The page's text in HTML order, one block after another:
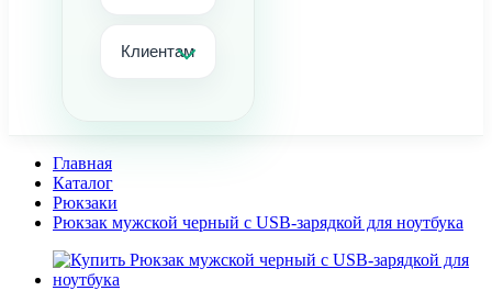
Клиентам
Главная
Каталог
Рюкзаки
Рюкзак мужской черный с USB-зарядкой для ноутбука